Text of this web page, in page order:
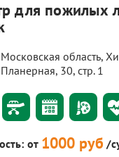
для пожилых
Московская область,
Планерная, 30, стр. 1
от 1000 руб /